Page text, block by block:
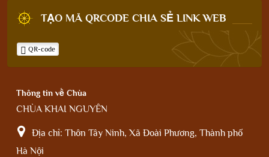
TẠO MÃ QRCODE CHIA SẺ LINK WEB
QR-code
Thông tin về Chùa
CHÙA KHAI NGUYÊN
Địa chỉ: Thôn Tây Ninh, Xã Đoài Phương, Thành phố
Hà Nội